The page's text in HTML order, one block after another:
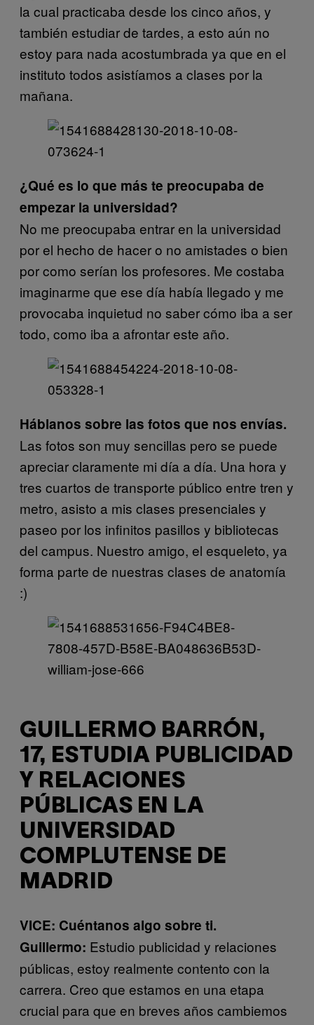
la cual practicaba desde los cinco años, y
también estudiar de tardes, a esto aún no
estoy para nada acostumbrada ya que en el
instituto todos asistíamos a clases por la
mañana.
¿Qué es lo que más te preocupaba de
empezar la universidad?
No me preocupaba entrar en la universidad
por el hecho de hacer o no amistades o bien
por como serían los profesores. Me costaba
imaginarme que ese día había llegado y me
provocaba inquietud no saber cómo iba a ser
todo, como iba a afrontar este año.
Háblanos sobre las fotos que nos envías.
Las fotos son muy sencillas pero se puede
apreciar claramente mi día a día. Una hora y
tres cuartos de transporte público entre tren y
metro, asisto a mis clases presenciales y
paseo por los infinitos pasillos y bibliotecas
del campus. Nuestro amigo, el esqueleto, ya
forma parte de nuestras clases de anatomía
:)
GUILLERMO BARRÓN,
17, ESTUDIA PUBLICIDAD
Y RELACIONES
PÚBLICAS EN LA
UNIVERSIDAD
COMPLUTENSE DE
MADRID
VICE: Cuéntanos algo sobre ti.
Guillermo: Estudio publicidad y relaciones
públicas, estoy realmente contento con la
carrera. Creo que estamos en una etapa
crucial para que en breves años cambiemos